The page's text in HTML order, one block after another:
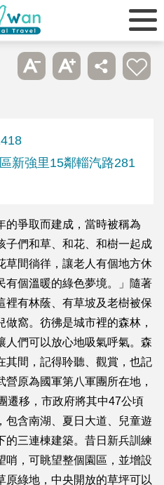
新強里15鄰輜汽路281
的爭取而建成，當時被稱為
子們和草、和花、和樹一起成
草間徜徉，讓老人有個地方休
有個溫暖的綠色夢境。」隨著
裡有林蔭、有草坡及老樹被保
窩。彷彿是城市裡的森林，
人們可以放心地吸氣呼氣。森
其間，記得聆聽、觀賞，也記
原為國軍第八軍團所在地，
遷移，市政府將其中47公頃
包含南湖、夏日大道、兒童遊
的三連棟建築。昔日新兵訓練
哨，可眺望整個園區，並增設
原綠地，中央開放的草坪可以